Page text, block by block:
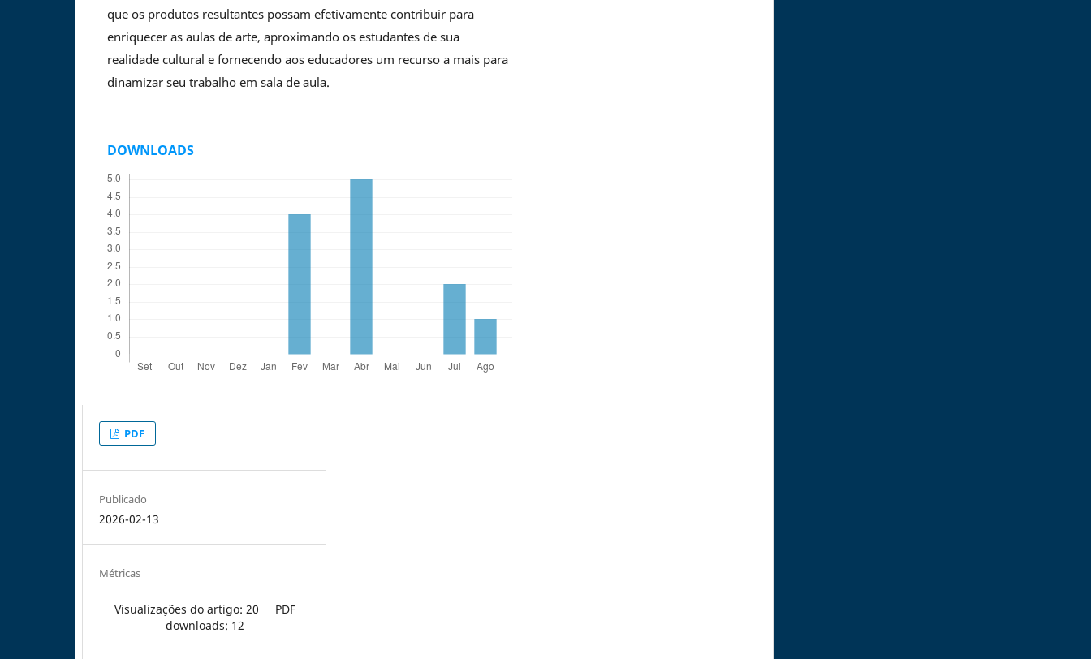
que os produtos resultantes possam efetivamente contribuir para
enriquecer as aulas de arte, aproximando os estudantes de sua
realidade cultural e fornecendo aos educadores um recurso a mais para
dinamizar seu trabalho em sala de aula.
DOWNLOADS
PDF
Publicado
2026-02-13
Métricas
Visualizações do artigo: 20
PDF
downloads: 12